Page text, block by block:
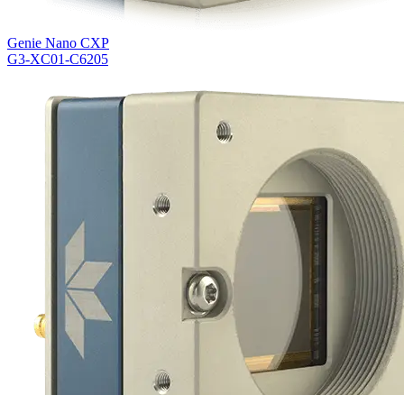
Genie Nano CXP
G3-XC01-C6205